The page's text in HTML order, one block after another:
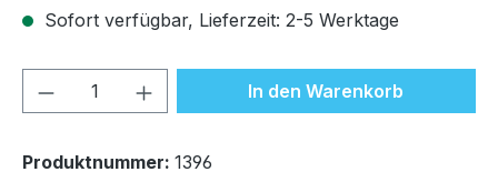
Sofort verfügbar, Lieferzeit: 2-5 Werktage
Produkt Anzahl: Gib denIn den Warenkorb
Produktnummer: 1396